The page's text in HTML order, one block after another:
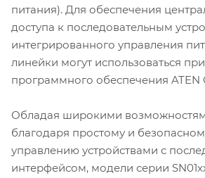
питания). Для обеспечения
доступа к последовательным
интегрированного управления
линейки могут использоваться
программного обеспечения ATEN
Обладая широкими
благодаря простому и
управлению устройствами с
интерфейсом, модели серии